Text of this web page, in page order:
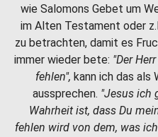
wie Salomons Gebet um
im Alten Testament oder
zu betrachten, damit es
immer wieder bete: "Der
fehlen", kann ich das als
aussprechen. "Jesus ich
Wahrheit ist, dass Du
fehlen wird von dem, was